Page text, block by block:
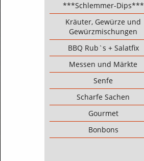
***Schlemmer-Dips***
Kräuter, Gewürze und
Gewürzmischungen
BBQ Rub`s + Salatfix
Messen und Märkte
Senfe
Scharfe Sachen
Gourmet
Bonbons